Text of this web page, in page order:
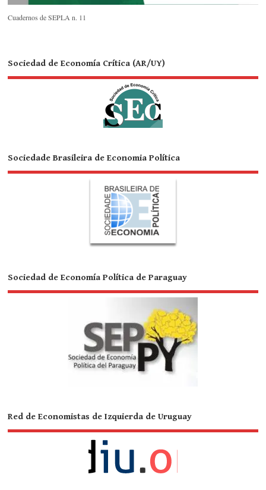
Cuadernos de SEPLA n. 11
Sociedad de Economía Crítica (AR/UY)
Sociedade Brasileira de Economia Política
Sociedad de Economía Política de Paraguay
Red de Economistas de Izquierda de Uruguay